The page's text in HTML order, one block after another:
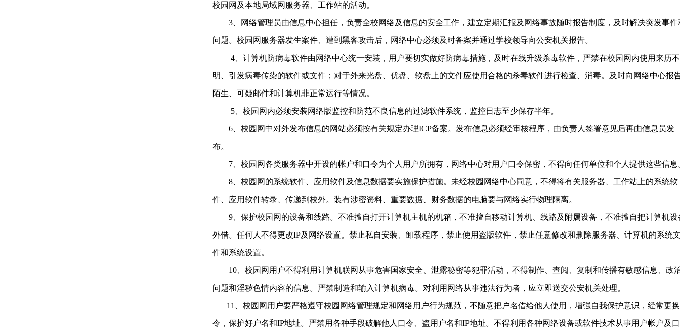
校园网及本地局域网服务器、工作站的活动。
3、网络管理员由信息中心担任，负责全校网络及信息的安全工作，建立定期汇报及网络事故随时报告制度，及时解决突发事件
问题。校园网服务器发生案件、遭到黑客攻击后，网络中心必须及时备案并通过学校领导向公安机关报告。
4、计算机防病毒软件由网络中心统一安装，用户要切实做好防病毒措施，及时在线升级杀毒软件，严禁在校园网内使用来历不
明、引发病毒传染的软件或文件；对于外来光盘、优盘、软盘上的文件应使用合格的杀毒软件进行检查、消毒。及时向网络中心报
陌生、可疑邮件和计算机非正常运行等情况。
5、校园网内必须安装网络版监控和防范不良信息的过滤软件系统，监控日志至少保存半年。
6、校园网中对外发布信息的网站必须按有关规定办理ICP备案。发布信息必须经审核程序，由负责人签署意见后再由信息员发
布。
7、校园网各类服务器中开设的帐户和口令为个人用户所拥有，网络中心对用户口令保密，不得向任何单位和个人提供这些信息
8、校园网的系统软件、应用软件及信息数据要实施保护措施。未经校园网络中心同意，不得将有关服务器、工作站上的系统软
件、应用软件转录、传递到校外。装有涉密资料、重要数据、财务数据的电脑要与网络实行物理隔离。
9、保护校园网的设备和线路。不准擅自打开计算机主机的机箱，不准擅自移动计算机、线路及附属设备，不准擅自把计算机设
外借。任何人不得更改IP及网络设置。禁止私自安装、卸载程序，禁止使用盗版软件，禁止任意修改和删除服务器、计算机的系统
件和系统设置。
10、校园网用户不得利用计算机联网从事危害国家安全、泄露秘密等犯罪活动，不得制作、查阅、复制和传播有敏感信息、政
问题和淫秽色情内容的信息。严禁制造和输入计算机病毒。对利用网络从事违法行为者，应立即送交公安机关处理。
11、校园网用户要严格遵守校园网络管理规定和网络用户行为规范，不随意把户名借给他人使用，增强自我保护意识，经常更
令，保护好户名和IP地址。严禁用各种手段破解他人口令、盗用户名和IP地址。不得利用各种网络设备或软件技术从事用户帐户及